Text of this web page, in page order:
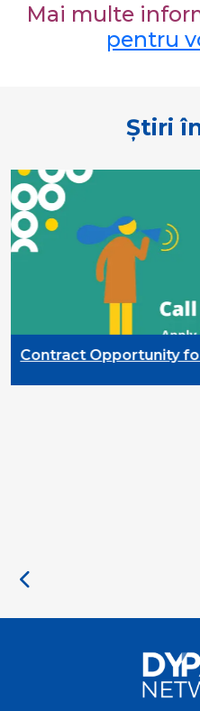
Mai multe
pentru
Știri
Contract Opportunity for
Priority